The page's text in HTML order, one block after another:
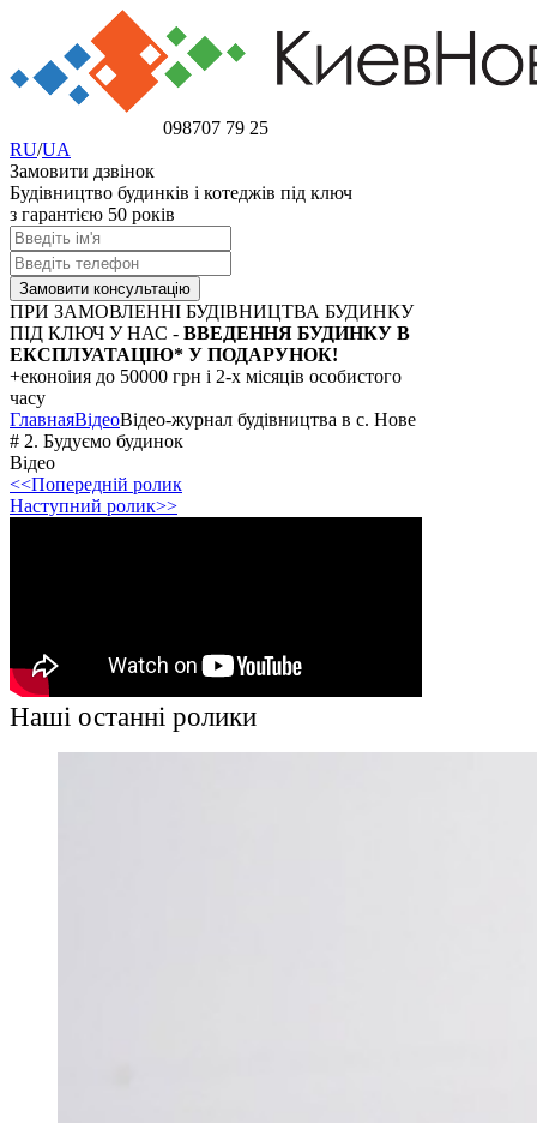
098707 79 25
RU/UA
Замовити дзвінок
Будівництво будинків і котеджів під ключ
з гарантією 50 років
ПРИ ЗАМОВЛЕННІ БУДІВНИЦТВА БУДИНКУ
ПІД КЛЮЧ У НАС - ВВЕДЕННЯ БУДИНКУ В
ЕКСПЛУАТАЦІЮ* У ПОДАРУНОК!
+еконоіия до 50000 грн і 2-х місяців особистого
часу
ГлавнаяВідеоВідео-журнал будівництва в с. Нове
# 2. Будуємо будинок
Відео
<<Попередній ролик
Наступний ролик>>
Наші останні ролики